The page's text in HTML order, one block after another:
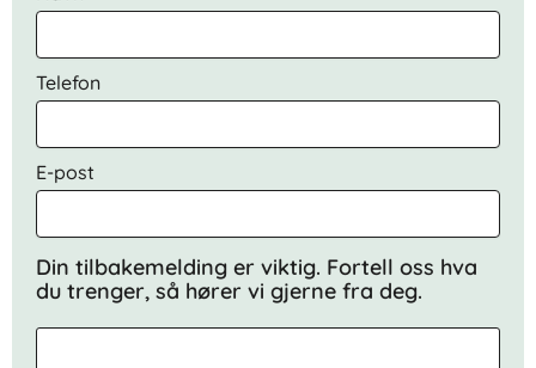
Telefon
E-post
Din tilbakemelding er viktig. Fortell oss hva
du trenger, så hører vi gjerne fra deg.